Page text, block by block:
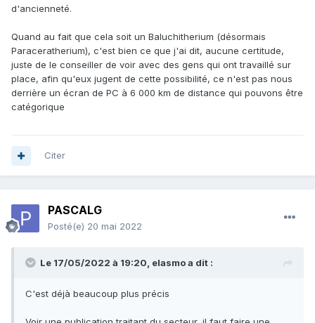
d'ancienneté.
Quand au fait que cela soit un Baluchitherium (désormais
Paraceratherium), c'est bien ce que j'ai dit, aucune certitude,
juste de le conseiller de voir avec des gens qui ont travaillé sur
place, afin qu'eux jugent de cette possibilité, ce n'est pas nous
derrière un écran de PC à 6 000 km de distance qui pouvons être
catégorique
Citer
PASCALG
Posté(e) 20 mai 2022
Le 17/05/2022 à 19:20, elasmoa dit :
C'est déjà beaucoup plus précis